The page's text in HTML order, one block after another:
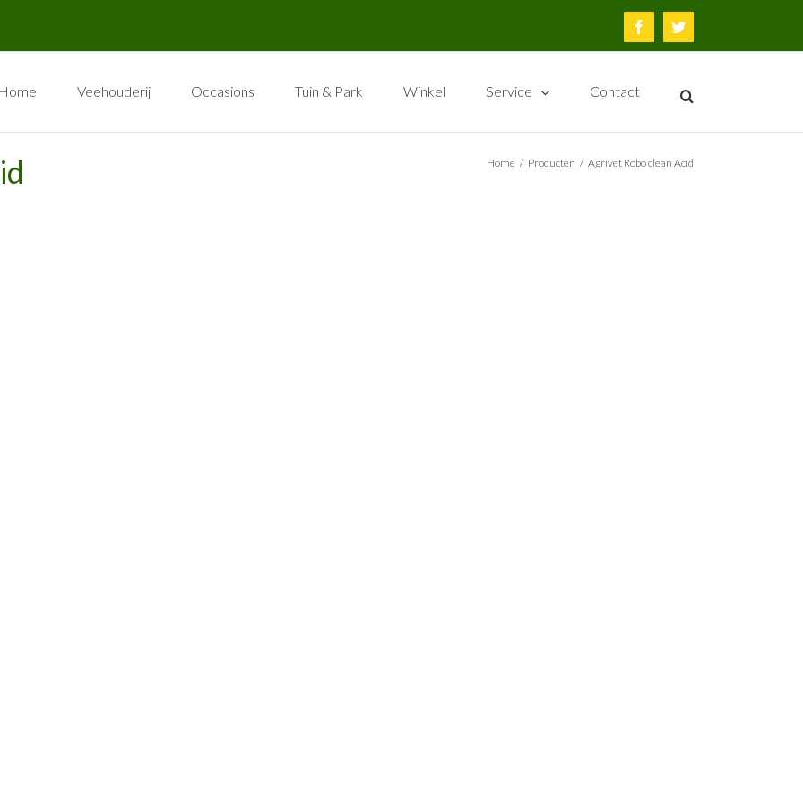
FacebookTwitter
Home Veehouderij Occasions Tuin & Park Winkel Service Contact
Home / Producten / Agrivet Robo clean Acid